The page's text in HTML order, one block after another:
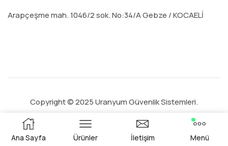
Arapçeşme mah. 1046/2 sok. No:34/A Gebze / KOCAELİ
Copyright © 2025 Uranyum Güvenlik Sistemleri.
Ana Sayfa Ürünler İletişim Menü